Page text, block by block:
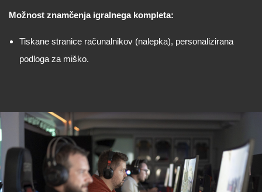
Možnost znamčenja igralnega kompleta:
Tiskane stranice računalnikov (nalepka), personalizirana
podloga za miško.